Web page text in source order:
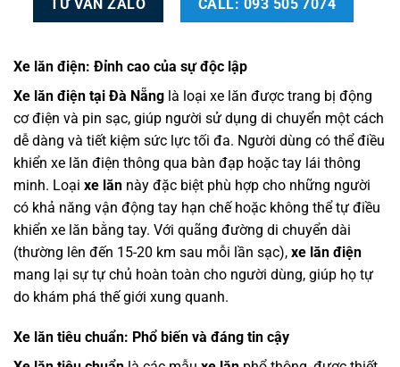
TƯ VẤN ZALO CALL: 093 505 7074
Xe lăn điện: Đỉnh cao của sự độc lập
Xe lăn điện tại Đà Nẵng là loại xe lăn được trang bị động
cơ điện và pin sạc, giúp người sử dụng di chuyển một cách
dễ dàng và tiết kiệm sức lực tối đa. Người dùng có thể điều
khiển xe lăn điện thông qua bàn đạp hoặc tay lái thông
minh. Loại xe lăn này đặc biệt phù hợp cho những người
có khả năng vận động tay hạn chế hoặc không thể tự điều
khiển xe lăn bằng tay. Với quãng đường di chuyển dài
(thường lên đến 15-20 km sau mỗi lần sạc), xe lăn điện
mang lại sự tự chủ hoàn toàn cho người dùng, giúp họ tự
do khám phá thế giới xung quanh.
Xe lăn tiêu chuẩn: Phổ biến và đáng tin cậy